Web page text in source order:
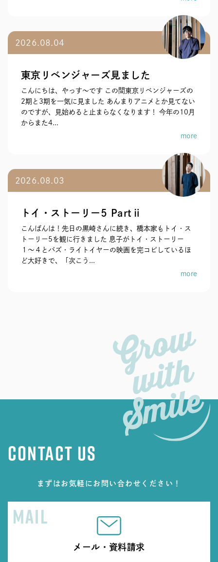
2026.08.04
東京リベンジャーズ見ました
こんにちは、やっす〜です この間東京リベンジャーズの
2期と3期を一気に見ました あんまりアニメとか見てない
のですが、見始めると止まらなくなります！ 今年の10月
からまた4...
more
2026.08.03
トイ・ストーリー5 Partⅱ
こんばんは！先日の黒崎さんに続き、橋本家もトイ・ス
トーリー5を観に行きました 息子がトイ・ストーリー
１〜４とバズ・ライトイヤーの映画を完コピしているほ
ど大好きで、「次こう...
more
CONTACT US
まずはお気軽にお問い合わせください！
MAIL
メール・資料請求